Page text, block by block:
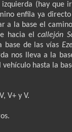
(hay que
enfila ya
a la base el
hacia elcallejón
base de las vías
nos lleva a la
vehículo hasta la
V+ y V.